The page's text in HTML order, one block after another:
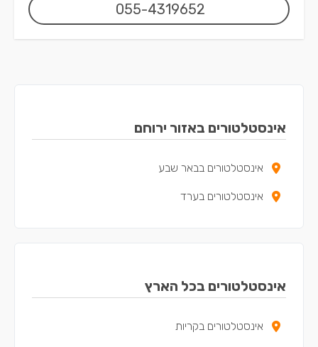
055-4319652
אינסטלטורים באזור ירוחם
אינסטלטורים בבאר שבע
אינסטלטורים בערד
אינסטלטורים בכל הארץ
אינסטלטורים בקריות